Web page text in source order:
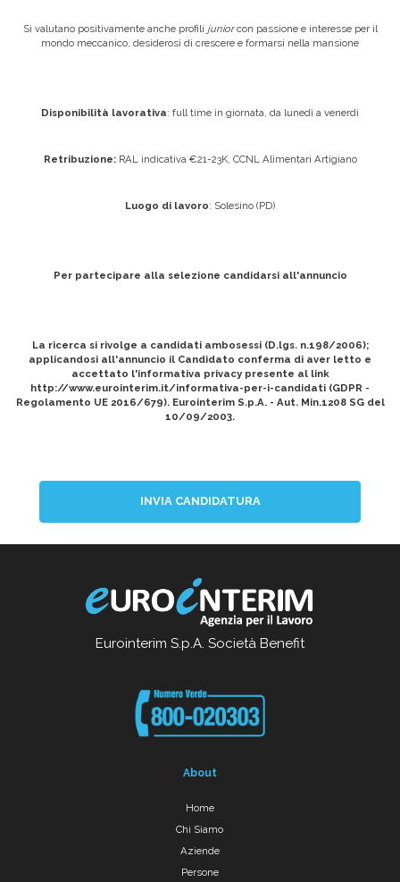
Si valutano positivamente anche profili juniorcon passione e interesse per il
mondo meccanico, desiderosi di crescere e formarsi nella mansione
Disponibilità lavorativa: full time in giornata, da lunedì a venerdì
Retribuzione:RAL indicativa €21-23K, CCNL Alimentari Artigiano
Luogo di lavoro: Solesino (PD)
Per partecipare alla selezione candidarsi all'annuncio
La ricerca si rivolge a candidati ambosessi (D.lgs. n.198/2006);
applicandosi all'annuncio il Candidato conferma di aver letto e
accettato l'informativa privacy presente al link
http://www.eurointerim.it/informativa-per-i-candidati (GDPR -
Regolamento UE 2016/679). Eurointerim S.p.A. - Aut. Min.1208 SG del
10/09/2003.
INVIA CANDIDATURA
Eurointerim S.p.A. Società Benefit
About
Home
Chi Siamo
Aziende
Persone